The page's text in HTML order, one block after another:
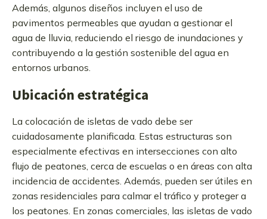
Además, algunos diseños incluyen el uso de
pavimentos permeables que ayudan a gestionar el
agua de lluvia, reduciendo el riesgo de inundaciones y
contribuyendo a la gestión sostenible del agua en
entornos urbanos.
Ubicación estratégica
La colocación de isletas de vado debe ser
cuidadosamente planificada. Estas estructuras son
especialmente efectivas en intersecciones con alto
flujo de peatones, cerca de escuelas o en áreas con alta
incidencia de accidentes. Además, pueden ser útiles en
zonas residenciales para calmar el tráfico y proteger a
los peatones. En zonas comerciales, las isletas de vado